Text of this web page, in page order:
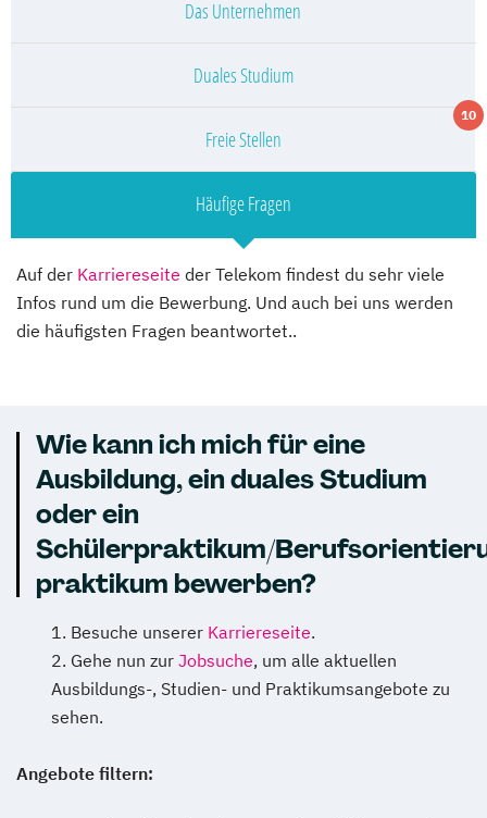
Das Unternehmen
Duales Studium
10
Freie Stellen
Häufige Fragen
Auf der Karriereseite der Telekom findest du sehr viele
Infos rund um die Bewerbung. Und auch bei uns werden
die häufigsten Fragen beantwortet..
Wie kann ich mich für eine
Ausbildung, ein duales Studium
oder ein
Schülerpraktikum/
praktikum bewerben?
Besuche unserer Karriereseite.
Gehe nun zur Jobsuche, um alle aktuellen
Ausbildungs-, Studien- und Praktikumsangebote zu
sehen.
Angebote filtern: